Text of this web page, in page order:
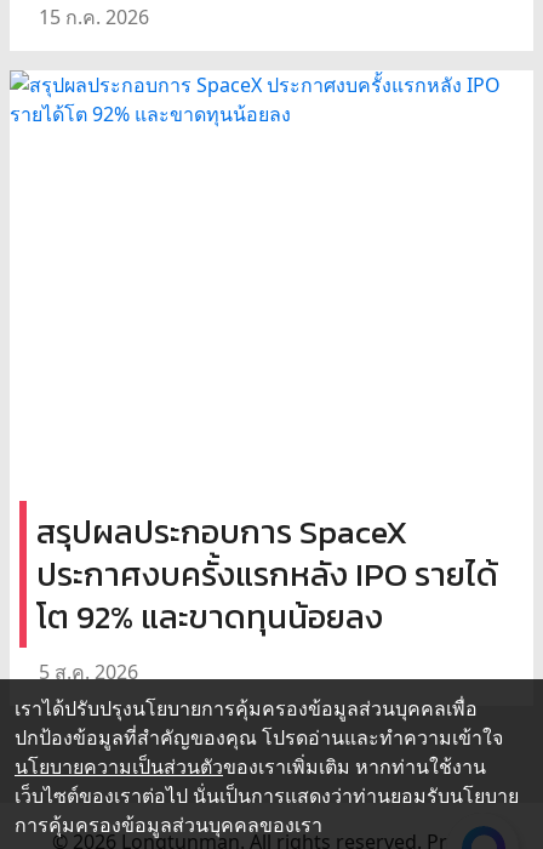
15 ก.ค. 2026
สรุปผลประกอบการ SpaceX
ประกาศงบครั้งแรกหลัง IPO รายได้
โต 92% และขาดทุนน้อยลง
5 ส.ค. 2026
© 2026 Longtunman. All rights reserved. Privacy
เราได้ปรับปรุงนโยบายการคุ้มครองข้อมูลส่วนบุคคลเพื่อ
ปกป้องข้อมูลที่สำคัญของคุณ โปรดอ่านและทำความเข้าใจ
นโยบายความเป็นส่วนตัวของเราเพิ่มเติม หากท่านใช้งาน
เว็บไซต์ของเราต่อไป นั่นเป็นการแสดงว่าท่านยอมรับนโยบาย
การคุ้มครองข้อมูลส่วนบุคคลของเรา